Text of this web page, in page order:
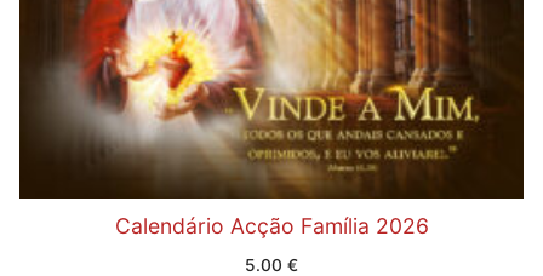
Calendário Acção Família 2026
5.00 €